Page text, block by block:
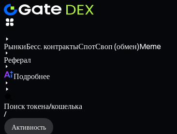
РынкиБесс. контрактыСпотСвоп (обмен)Meme
Реферал
Подробнее
Поиск токена/кошелька
/
Активность